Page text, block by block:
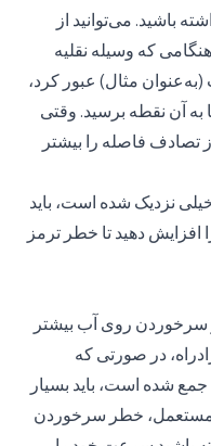
باشید. می‌توانید از
که وسیله نقلیه
(به‌عنوان مثال) عبور کرد،
به آن نقطه برسید. وقتی
تصادف فاصله را بیشتر
نزدیک شده است، باید
افزایش دهید تا خطر ترمز
روی آب بیشتر
در صورتی که
شده است، باید بسیار
مستعمل، خطر سرخوردن